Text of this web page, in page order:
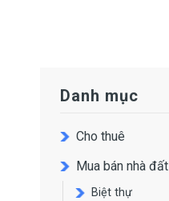
Danh mục
Cho thuê
Mua bán nhà đất
Biệt thự